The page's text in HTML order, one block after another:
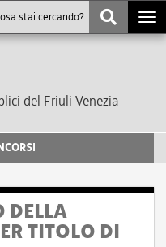
del Friuli Venezia
DELLA
TITOLO DI